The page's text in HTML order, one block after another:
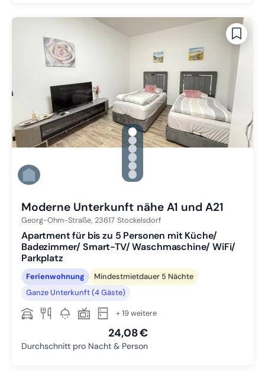
gallery.slide_selector
Zu Slide 1 wechseln
Zu Slide 2 wechseln
Zu Slide 3 wechseln
Zu Slide 4 wechseln
Zu Slide 5 wechseln
Zu Slide 6 wechseln
Moderne Unterkunft nähe A1 und A21
Georg-Ohm-Straße, 23617 Stockelsdorf
Apartment für bis zu 5 Personen mit Küche/
Badezimmer/ Smart-TV/ Waschmaschine/ WiFi/
Parkplatz
Ferienwohnung
Mindestmietdauer 5 Nächte
Ganze Unterkunft (4 Gäste)
+ 19 weitere
24,08 €
Durchschnitt pro Nacht & Person